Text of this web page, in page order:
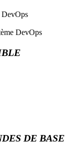
DevOps
DevOps
DE BASE